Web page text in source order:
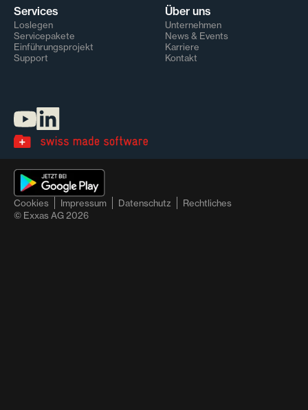
Services
Loslegen
Servicepakete
Einführungsprojekt
Support
Über uns
Unternehmen
News & Events
Karriere
Kontakt
Cookies Impressum Datenschutz
Rechtliches
© Exxas AG 2026